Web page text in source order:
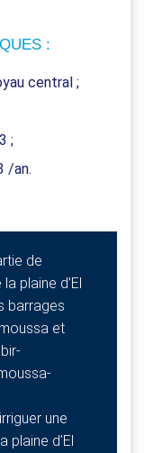
:
central ;
;
/an.
de
plaine d’El
barrages
et
une
plaine d’El